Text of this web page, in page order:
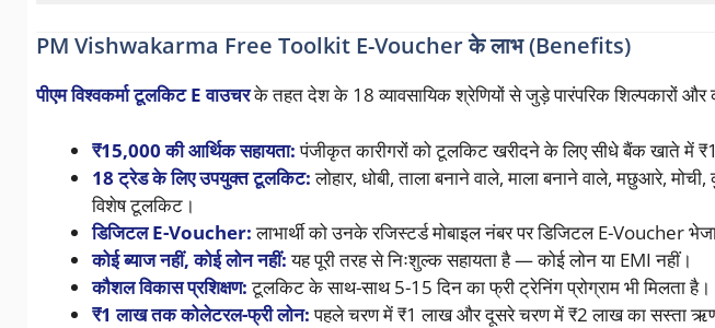
PM Vishwakarma Free Toolkit E-Voucher के लाभ (Benefits)
पीएम विश्वकर्मा टूलकिट E वाउचरके तहत देश के 18 व्यावसायिक श्रेणियों से जुड़े पारंपरिक शिल्पकारों और
₹15,000 की आर्थिक सहायता:पंजीकृत कारीगरों को टूलकिट खरीदने के लिए सीधे बैंक खाते में
18 ट्रेड के लिए उपयुक्त टूलकिट:लोहार, धोबी, ताला बनाने वाले, माला बनाने वाले, मछुआरे,
विशेष टूलकिट।
डिजिटल E-Voucher:लाभार्थी को उनके रजिस्टर्ड मोबाइल नंबर पर डिजिटल E-Voucher
कोई ब्याज नहीं, कोई लोन नहीं:यह पूरी तरह से निःशुल्क सहायता है — कोई लोन या EMI नहीं।
कौशल विकास प्रशिक्षण:टूलकिट के साथ-साथ 5-15 दिन का फ्री ट्रेनिंग प्रोग्राम भी मिलता है।
₹1 लाख तक कोलेटरल-फ्री लोन:पहले चरण में ₹1 लाख और दूसरे चरण में ₹2 लाख का सस्ता ऋण